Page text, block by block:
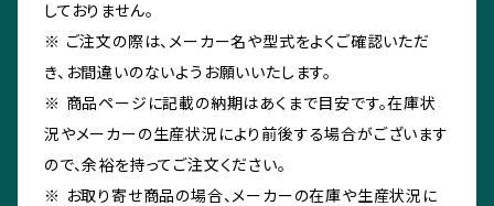
しておりません。
※ ご注文の際は、メーカー名や型式をよくご確認いただ
き、お間違いのないようお願いいたします。
※ 商品ページに記載の納期はあくまで目安です。在庫状
況やメーカーの生産状況により前後する場合がございます
ので、余裕を持ってご注文ください。
※ お取り寄せ商品の場合、メーカーの在庫や生産状況に